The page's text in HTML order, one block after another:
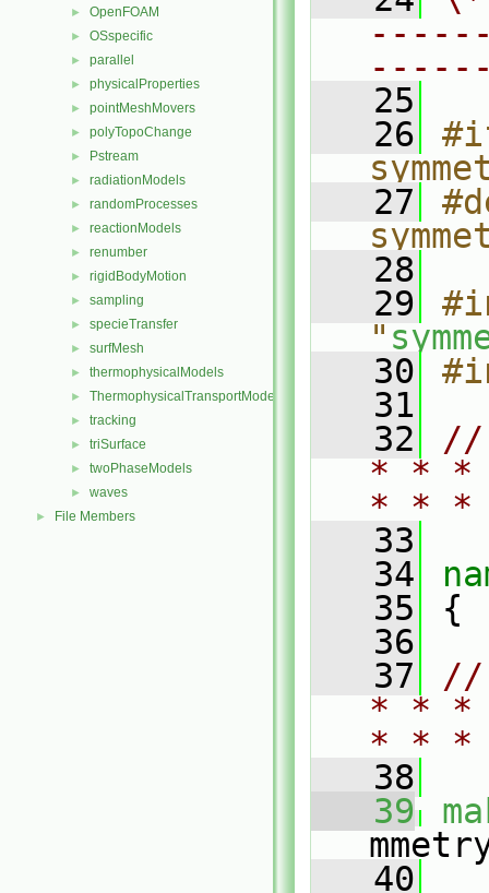
► OpenFOAM
► OSspecific
► parallel
► physicalProperties
► pointMeshMovers
► polyTopoChange
► Pstream
► radiationModels
► randomProcesses
► reactionModels
► renumber
► rigidBodyMotion
► sampling
► specieTransfer
► surfMesh
► thermophysicalModels
► ThermophysicalTransportModels
► tracking
► triSurface
► twoPhaseModels
► waves
► File Members
   25
   26
   27
   28
   29
"
   30
   31
   32
//
* * *
* *
   33
   34
   35
{
   36
   37
//
* * *
* *
   38
   39
   40